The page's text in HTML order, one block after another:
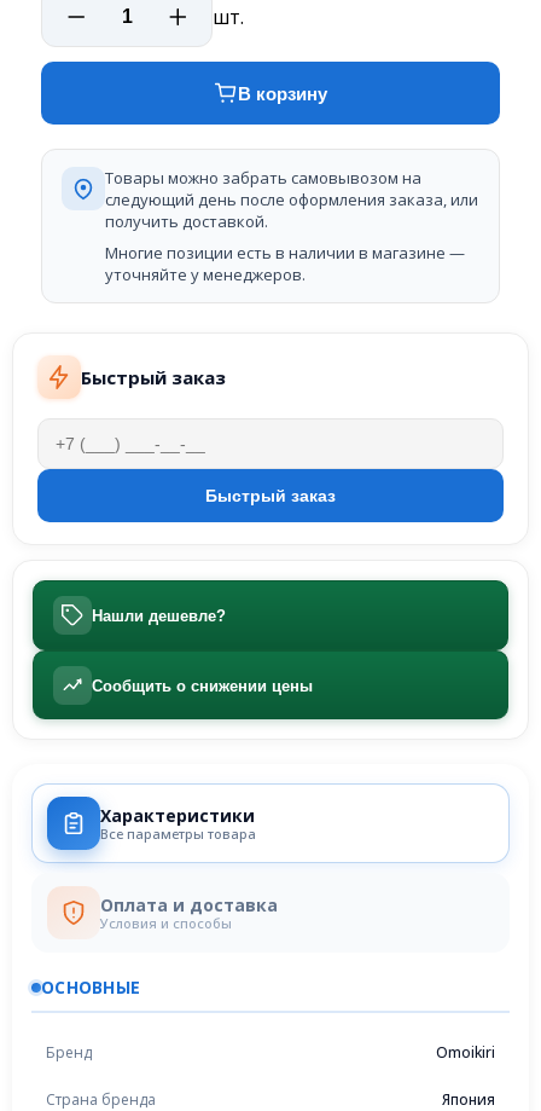
Быстрый заказ
Нашли дешевле?
Сообщить о снижении цены
шт.
В корзину
Товары можно забрать самовывозом на
следующий день после оформления заказа, или
получить доставкой.
Многие позиции есть в наличии в магазине —
уточняйте у менеджеров.
Характеристики
Все параметры товара
Оплата и доставка
Условия и способы
ОСНОВНЫЕ
Бренд Omoikiri
Страна бренда Япония